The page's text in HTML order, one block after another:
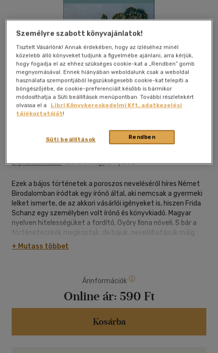
Digi-Book Kiadó|2018|magyar nyelvű
Ezek a bájos történetek a poroszos neveléséről híres Német
Birodalomban íródtak egy írónő által, aki nemcsak a gyermeki
lelket ismerte, de az akkori vásárlói igényeket is, hiszen Frida
Schanz egy személyben volt írónő és könyvkiadó. Magyar
nyelven hitelességüket a fordító, Győry Ilona növeli. S bár a
történetecskék megkoptak, de bájuk, nevelőhatásuk máig
érvényes. Érdekes irodalmi emlékei egy olyan kornak, melytől
már nemcsak száz év, de több kultúra választ el.
+ Mutass többet
Árinformációk
Online ár: 590 Ft
Kosárba
Személyre szabott könyvajánlatok!
Tisztelt Vásárlónk! Annak érdekében, hogy az ízléséhez minél
közelebb álló könyveket tudjunk a figyelmébe ajánlani, arra kérjük,
hogy fogadja el az ehhez szükséges cookie-kat a „Rendben” gomb
megnyomásával. Ennek hiányában weboldalunk csak a weboldal
használata szempontjából legszükségesebb cookie-kat telepíti a
böngészőjébe, de cookie-preferenciáit később is bármikor
módosíthatja a Süti beállítások menüpontban. További részletekért
olvassa el a
Libri Könyvkereskedelmi Kft. adatkezelési
tájékoztatóját!
Rendben
Süti beállítások